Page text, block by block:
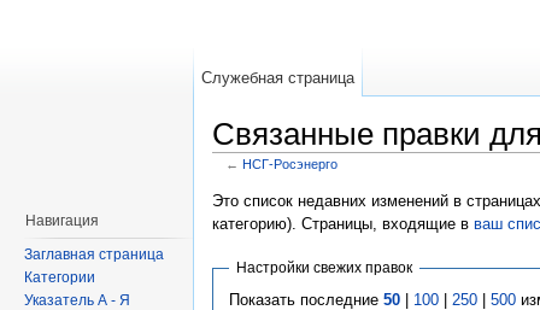
Связанные правки
← НСГ-Росэнерго
Это список недавних изменений в
категорию). Страницы, входящие в ваш
Настройки свежих правок
Показать последние 50| 100| 250| 500
Служебная страница
Навигация
Заглавная страница
Категории
Указатель А - Я